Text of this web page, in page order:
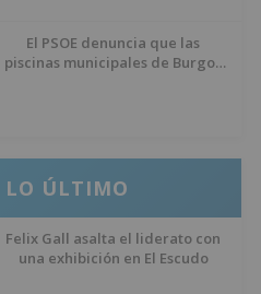
El PSOE denuncia que las
piscinas municipales de Burgos
LO ÚLTIMO
Felix Gall asalta el liderato con
una exhibición en El Escudo